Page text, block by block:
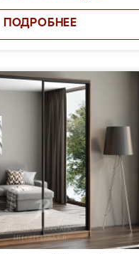
ПОДРОБНЕЕ